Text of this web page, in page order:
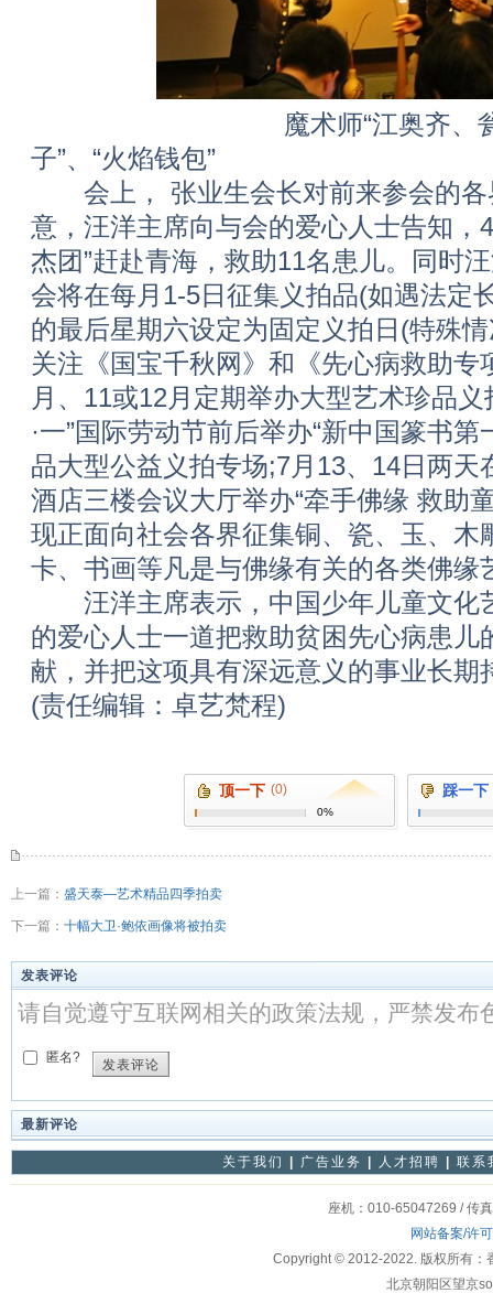
魔术师“江奥齐、瓮文清”
子”、“火焰钱包”
会上， 张业生会长对前来参会的各
意，汪洋主席向与会的爱心人士告知，
杰团”赶赴青海，救助11名患儿。同时
会将在每月1-5日征集义拍品(如遇法定
的最后星期六设定为固定义拍日(特殊
关注《国宝千秋网》和《先心病救助专
月、11或12月定期举办大型艺术珍品
·一”国际劳动节前后举办“新中国篆书
品大型公益义拍专场;7月13、14日两天
酒店三楼会议大厅举办“牵手佛缘 救助
现正面向社会各界征集铜、瓷、玉、木
卡、书画等凡是与佛缘有关的各类佛缘
汪洋主席表示，中国少年儿童文化
的爱心人士一道把救助贫困先心病患儿
献，并把这项具有深远意义的事业长期
(责任编辑：卓艺梵程)
顶一下 (0)
0%
踩一下
上一篇： 盛天泰—艺术精品四季拍卖
下一篇： 十幅大卫·鲍依画像将被拍卖
发表评论
请自觉遵守互联网相关的政策法规，严禁发布
匿名?
发表评论
最新评论
关于我们 广告业务 人才招聘 联系
座机：010-65047269 / 传
网站备案/许
Copyright © 2012-2022. 版权所有：
北京朝阳区望京